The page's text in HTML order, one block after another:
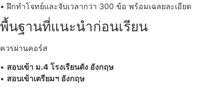
• ฝึกทำโจทย์และจับเวลากว่า 300 ข้อ พร้อมเฉลยละเอียด
พื้นฐานที่แนะนำก่อนเรียน
ควรผ่านคอร์ส
• สอบเข้า ม.4 โรงเรียนดัง อังกฤษ
• สอบเข้าเตรียมฯ อังกฤษ